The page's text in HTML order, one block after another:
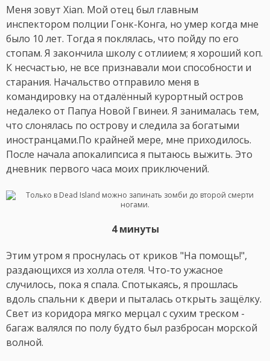
Меня зовут Xian. Мой отец был главным
инспектором полции Гонк-Конга, но умер когда мне
было 10 лет. Тогда я поклялась, что пойду по его
стопам. Я закончила школу с отлиием; я хороший коп.
К несчастью, не все признавали мои способности и
старания. Начальство отправило меня в
командировку на отдалённый курортный остров
недалеко от Папуа Новой Гвинеи. Я занималась тем,
что слонялась по острову и следила за богатыми
иностранцами.По крайней мере, мне приходилось.
После начала апокалипсиса я пытаюсь выжить. Это
дневник первого часа моих приключений.
4 минуты
Этим утром я проснулась от криков "На помощь!",
раздающихся из холла отеля. Что-то ужасное
случилось, пока я спала. Спотыкаясь, я прошлась
вдоль спальни к двери и пыталась открыть защёлку.
Свет из коридора мягко мерцал с сухим треском -
багаж валялся по полу будто был разбросан морской
волной.